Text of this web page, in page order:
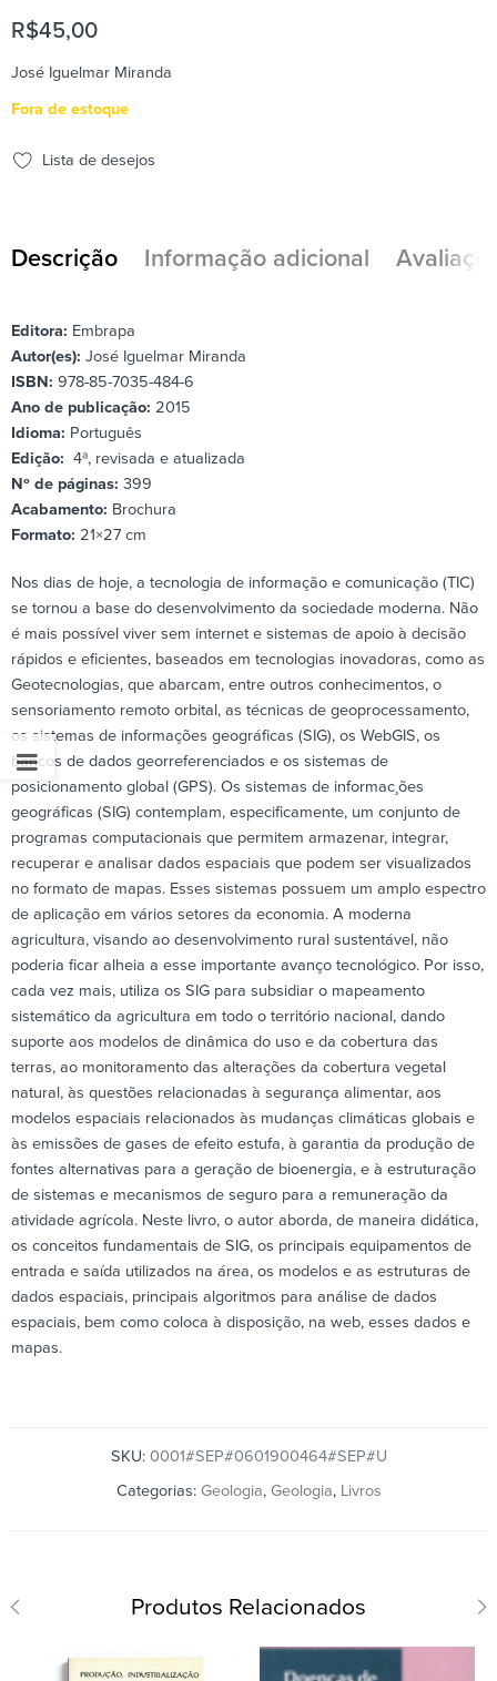
R$45,00
José Iguelmar Miranda
Fora de estoque
Lista de desejos
Descrição Informação adicional
Editora: Embrapa
Autor(es): José Iguelmar Miranda
ISBN: 978-85-7035-484-6
Ano de publicação: 2015
Idioma: Português
Edição: 4ª, revisada e atualizada
Nº de páginas: 399
Acabamento: Brochura
Formato: 21×27 cm
Nos dias de hoje, a tecnologia de informação e comunicação (TIC)
se tornou a base do desenvolvimento da sociedade moderna. Não
é mais possível viver sem internet e sistemas de apoio à decisão
rápidos e eficientes, baseados em tecnologias inovadoras, como as
Geotecnologias, que abarcam, entre outros conhecimentos, o
sensoriamento remoto orbital, as técnicas de geoprocessamento,
os sistemas de informações geográficas (SIG), os WebGIS, os
bancos de dados georreferenciados e os sistemas de
posicionamento global (GPS). Os sistemas de informac¸ões
geográficas (SIG) contemplam, especificamente, um conjunto de
programas computacionais que permitem armazenar, integrar,
recuperar e analisar dados espaciais que podem ser visualizados
no formato de mapas. Esses sistemas possuem um amplo espectro
de aplicação em vários setores da economia. A moderna
agricultura, visando ao desenvolvimento rural sustentável, não
poderia ficar alheia a esse importante avanço tecnológico. Por isso,
cada vez mais, utiliza os SIG para subsidiar o mapeamento
sistemático da agricultura em todo o território nacional, dando
suporte aos modelos de dinâmica do uso e da cobertura das
terras, ao monitoramento das alterações da cobertura vegetal
natural, às questões relacionadas à segurança alimentar, aos
modelos espaciais relacionados às mudanças climáticas globais e
às emissões de gases de efeito estufa, à garantia da produção de
fontes alternativas para a geração de bioenergia, e à estruturação
de sistemas e mecanismos de seguro para a remuneração da
atividade agrícola. Neste livro, o autor aborda, de maneira didática,
os conceitos fundamentais de SIG, os principais equipamentos de
entrada e saída utilizados na área, os modelos e as estruturas de
dados espaciais, principais algoritmos para análise de dados
espaciais, bem como coloca à disposição, na web, esses dados e
mapas.
SKU: 0001#SEP#0601900464#SEP#U
Categorias: Geologia, Geologia, Livros
Produtos Relacionados